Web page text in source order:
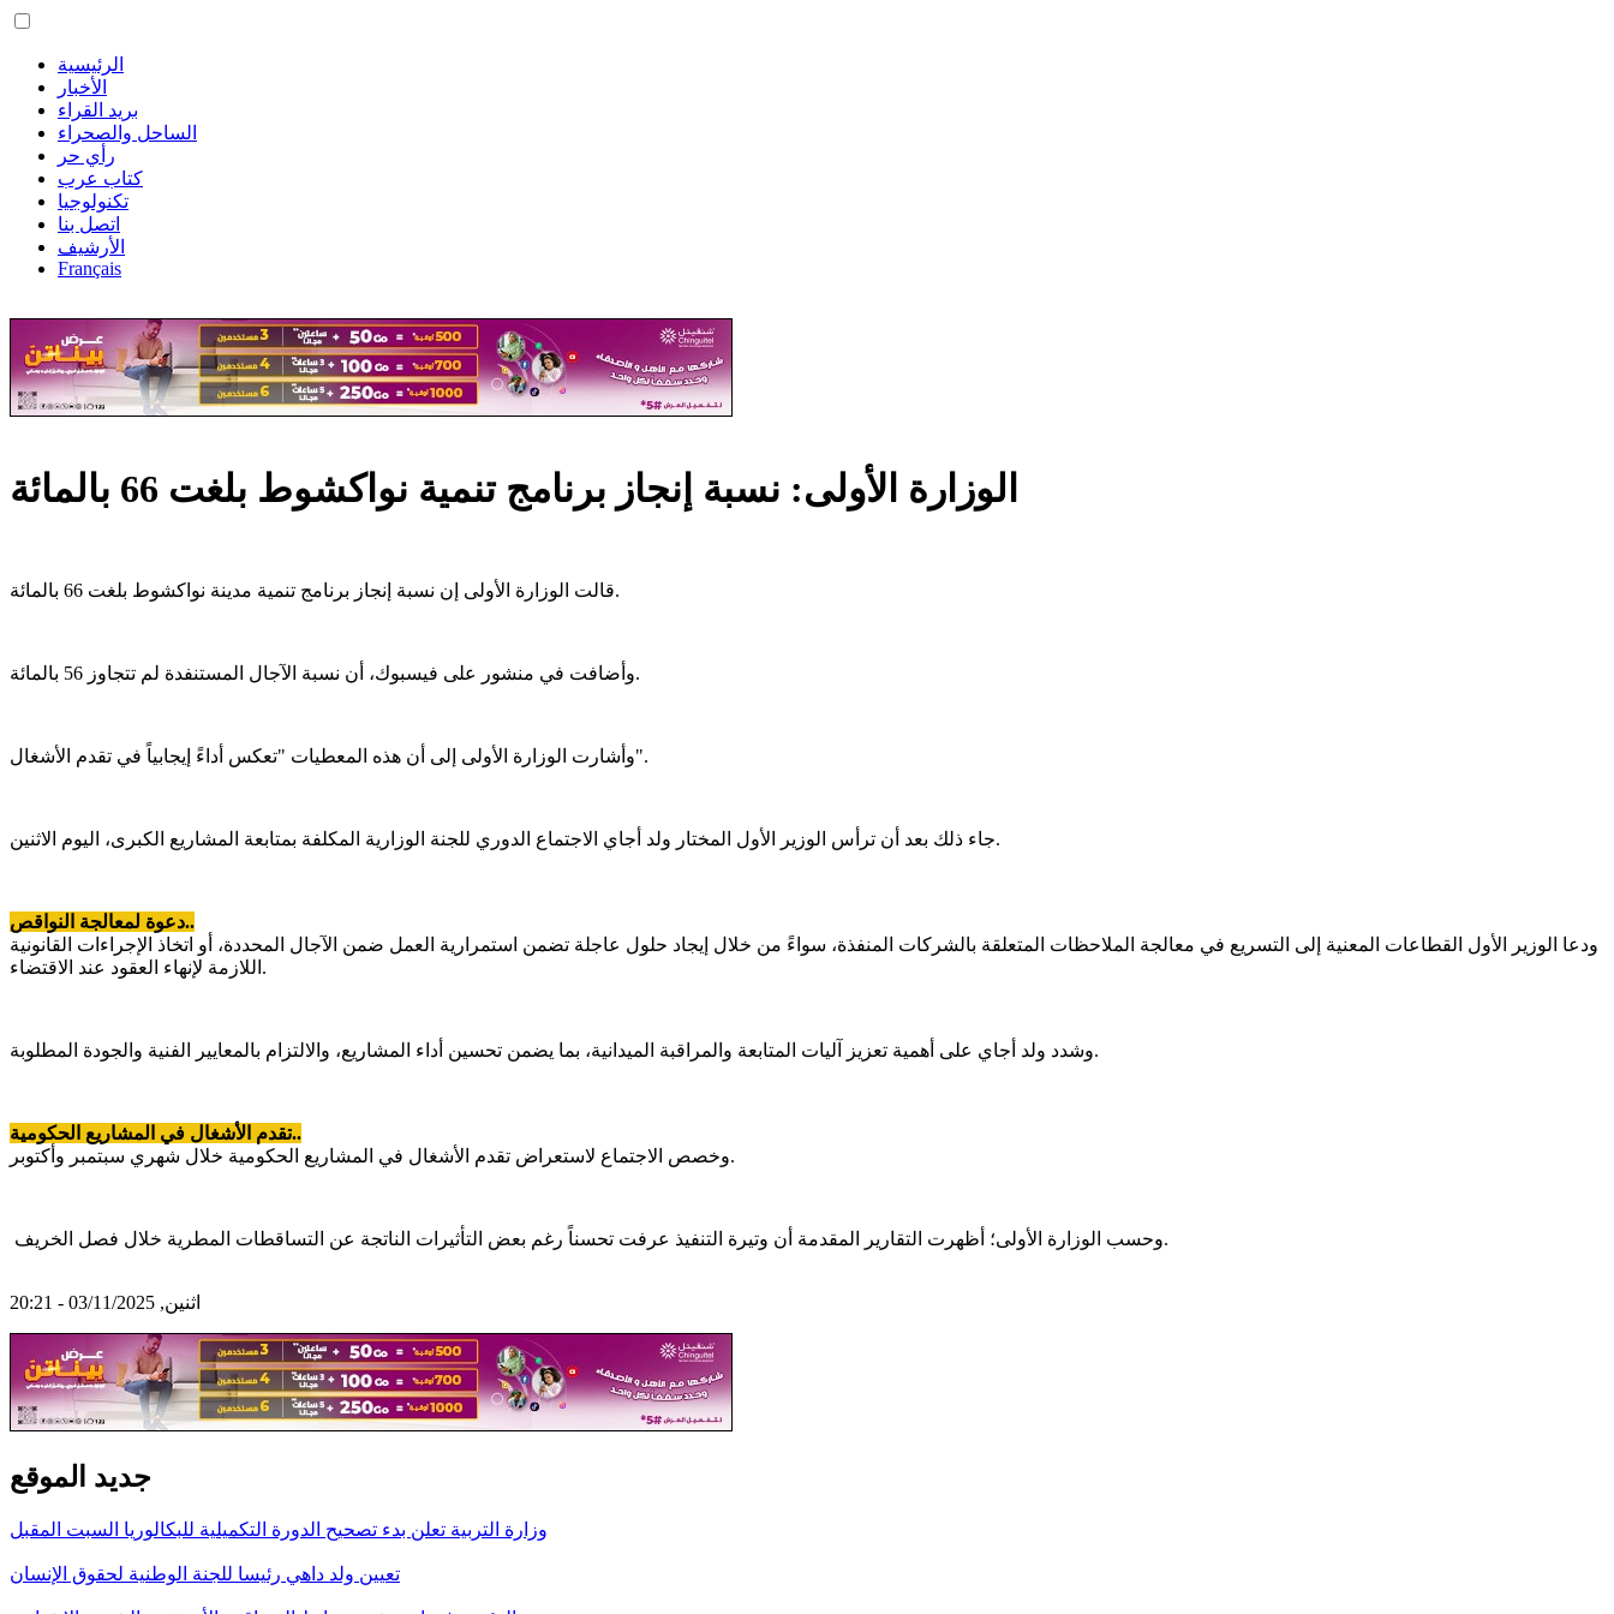
الرئيسية
الأخبار
بريد القراء
الساحل والصحراء
رأي حر
كتاب عرب
تكنولوجيا
اتصل بنا
الأرشيف
Français
‎الوزارة الأولى: نسبة إنجاز برنامج تنمية نواكشوط بلغت 66 بالمائة
قالت الوزارة الأولى إن نسبة إنجاز برنامج تنمية مدينة نواكشوط بلغت 66 بالمائة.
وأضافت في منشور على فيسبوك، أن نسبة الآجال المستنفدة لم تتجاوز 56 بالمائة.
وأشارت الوزارة الأولى إلى أن هذه المعطيات "تعكس أداءً إيجابياً في تقدم الأشغال".
‎جاء ذلك بعد أن ترأس الوزير الأول المختار ولد أجاي الاجتماع الدوري للجنة الوزارية المكلفة بمتابعة المشاريع الكبرى، اليوم الاثنين.
دعوة لمعالجة النواقص..
اللازمة لإنهاء العقود عند الاقتضاء.
‎وشدد ولد أجاي على أهمية تعزيز آليات المتابعة والمراقبة الميدانية، بما يضمن تحسين أداء المشاريع، والالتزام بالمعايير الفنية والجودة المطلوبة.
تقدم الأشغال في المشاريع الحكومية..
‎وخصص الاجتماع لاستعراض تقدم الأشغال في المشاريع الحكومية خلال شهري سبتمبر وأكتوبر.
وحسب الوزارة الأولى؛ أظهرت التقارير المقدمة أن وتيرة التنفيذ عرفت تحسناً رغم بعض التأثيرات الناتجة عن التساقطات المطرية خلال فصل الخريف.
اثنين, 03/11/2025 - 20:21
جديد الموقع
وزارة التربية تعلن بدء تصحيح الدورة التكميلية للبكالوريا السبت المقبل
تعيين ولد داهي رئيسا للجنة الوطنية لحقوق الإنسان